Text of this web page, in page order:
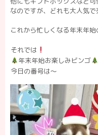
なのですが、どれも大人気
これから忙しくなる年末年
それでは
年末年始お楽しみビンゴ
今日の番号は〜